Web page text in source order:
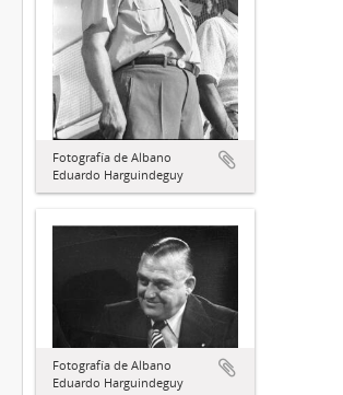
Fotografía de Albano
Eduardo Harguindeguy
Fotografía de Albano
Eduardo Harguindeguy